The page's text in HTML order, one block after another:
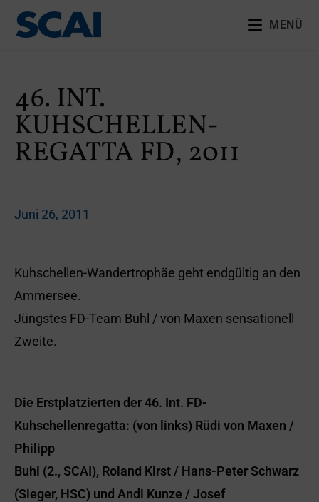
MENÜ
46. INT.
KUHSCHELLEN-
REGATTA FD, 2011
Juni 26, 2011
Kuhschellen-Wandertrophäe geht endgültig an den
Ammersee.
Jüngstes FD-Team Buhl / von Maxen sensationell
Zweite.
Die Erstplatzierten der 46. Int. FD-
Kuhschellenregatta: (von links) Rüdi von Maxen /
Philipp
Buhl (2., SCAI), Roland Kirst / Hans-Peter Schwarz
(Sieger, HSC) und Andi Kunze / Josef